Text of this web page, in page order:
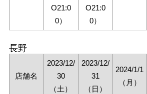
O21:0
0）
O21:0
0）
長野
店舗名
2023/12/
30
（土）
2023/12/
31
（日）
2024/1/1
（月）